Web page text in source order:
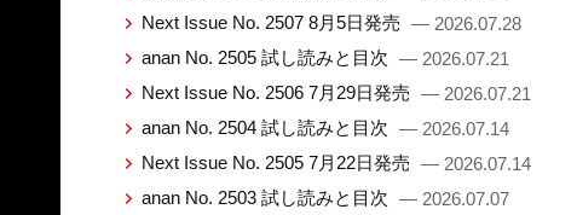
Next Issue No. 2507 8月5日発売 — 2026.07.28
anan No. 2505 試し読みと目次 — 2026.07.21
Next Issue No. 2506 7月29日発売 — 2026.07.21
anan No. 2504 試し読みと目次 — 2026.07.14
Next Issue No. 2505 7月22日発売 — 2026.07.14
anan No. 2503 試し読みと目次 — 2026.07.07